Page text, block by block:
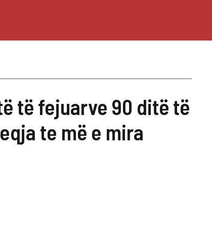
të fejuarve 90 ditë të
te më e mira